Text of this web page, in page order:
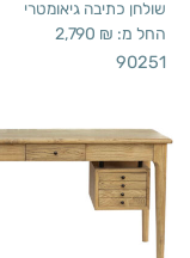
שולחן כתיבה גיאומטרי
החל מ: 2,790 ₪
90251